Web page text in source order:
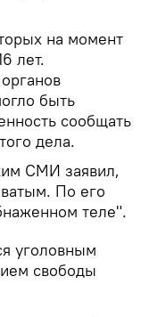
на момент
лет.
быть
сообщать
дела.
СМИ заявил,
По его
теле".
уголовным
свободы